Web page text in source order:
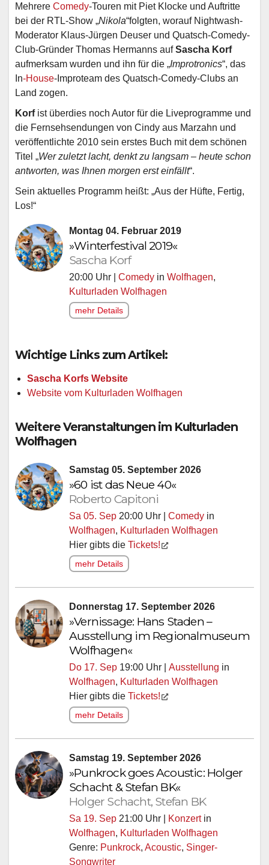
Mehrere Comedy-Touren mit Piet Klocke und Auftritte
bei der RTL-Show „Nikola“folgten, worauf Nightwash-
Moderator Klaus-Jürgen Deuser und Quatsch-Comedy-
Club-Gründer Thomas Hermanns aufSascha Korf
aufmerksam wurden und ihn für die „Improtronics“, das
In-House-Improteam des Quatsch-Comedy-Clubs an
Land zogen.
Korfist überdies noch Autor für die Liveprogramme und
die Fernsehsendungen von Cindy aus Marzahn und
veröffentlichte 2010 sein erstes Buch mit dem schönen
Titel „Wer zuletzt lacht, denkt zu langsam – heute schon
antworten, was Ihnen morgen erst einfällt“.
Sein aktuelles Programm heißt: „Aus der Hüfte, Fertig,
Los!“
Montag 04. Februar 2019
»Winterfestival 2019«
Sascha Korf
20:00 Uhr | Comedy in Wolfhagen,
Kulturladen Wolfhagen
mehr Details
Wichtige Links zum Artikel:
Sascha Korfs Website
Website vom Kulturladen Wolfhagen
Weitere Veranstaltungen im Kulturladen
Wolfhagen
Samstag 05. September 2026
»60 ist das Neue 40«
Roberto Capitoni
Sa 05. Sep 20:00 Uhr | Comedy in
Wolfhagen, Kulturladen Wolfhagen
Hier gibts die Tickets!
mehr Details
Donnerstag 17. September 2026
»Vernissage: Hans Staden –
Ausstellung im Regionalmuseum
Wolfhagen«
Do 17. Sep 19:00 Uhr | Ausstellung in
Wolfhagen, Kulturladen Wolfhagen
Hier gibts die Tickets!
mehr Details
Samstag 19. September 2026
»Punkrock goes Acoustic: Holger
Schacht & Stefan BK«
Holger Schacht, Stefan BK
Sa 19. Sep 21:00 Uhr | Konzertin
Wolfhagen, Kulturladen Wolfhagen
Genre: Punkrock, Acoustic, Singer-
Songwriter